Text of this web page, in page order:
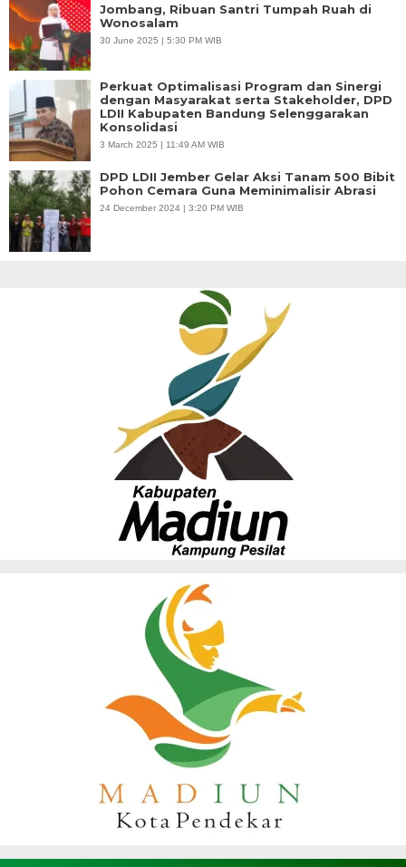
Jombang, Ribuan Santri Tumpah Ruah di
Wonosalam
30 June 2025 | 5:30 PM WIB
Perkuat Optimalisasi Program dan Sinergi
dengan Masyarakat serta Stakeholder, DPD
LDII Kabupaten Bandung Selenggarakan
Konsolidasi
3 March 2025 | 11:49 AM WIB
DPD LDII Jember Gelar Aksi Tanam 500 Bibit
Pohon Cemara Guna Meminimalisir Abrasi
24 December 2024 | 3:20 PM WIB